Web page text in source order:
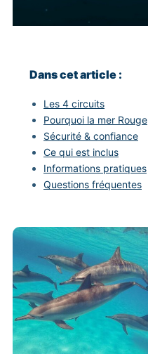
Dans cet article :
Les 4 circuits
Pourquoi la mer Rouge
Sécurité & confiance
Ce qui est inclus
Informations pratiques
Questions fréquentes